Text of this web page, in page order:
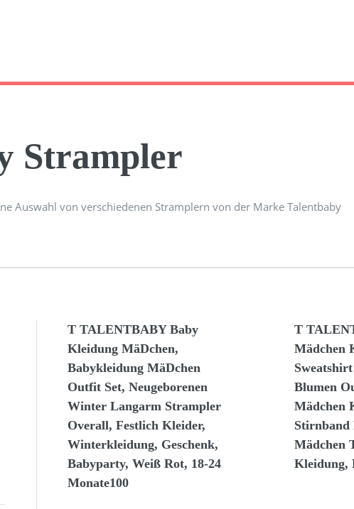
Strampler
Auswahl von verschiedenen Stramplern von der Marke Talentbaby
T TALENTBABY Baby
Kleidung MäDchen,
Babykleidung MäDchen
Outfit Set, Neugeborenen
Winter Langarm Strampler
Overall, Festlich Kleider,
Winterkleidung, Geschenk,
Babyparty, Weiß Rot, 18-24
Monate100
T
Mädchen
Blumen
Mädchen
Mädchen
Kleidung,